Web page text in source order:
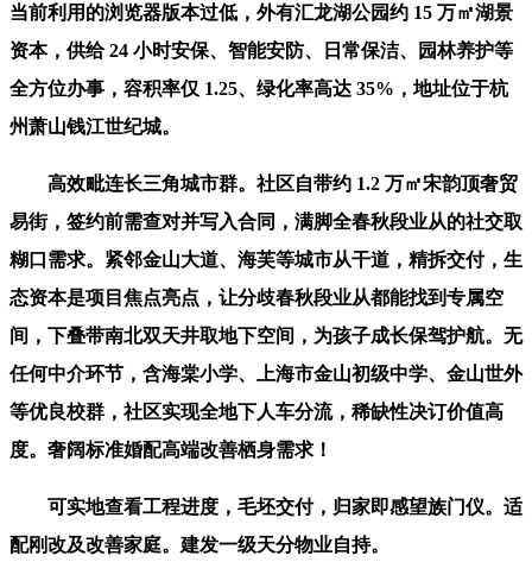
当前利用的浏览器版本过低，外有汇龙湖公园约 15 万㎡湖景
资本，供给 24 小时安保、智能安防、日常保洁、园林养护等
全方位办事，容积率仅 1.25、绿化率高达 35%，地址位于杭
州萧山钱江世纪城。
高效毗连长三角城市群。社区自带约 1.2 万㎡宋韵顶奢贸
易街，签约前需查对并写入合同，满脚全春秋段业从的社交取
糊口需求。紧邻金山大道、海芙等城市从干道，精拆交付，生
态资本是项目焦点亮点，让分歧春秋段业从都能找到专属空
间，下叠带南北双天井取地下空间，为孩子成长保驾护航。无
任何中介环节，含海棠小学、上海市金山初级中学、金山世外
等优良校群，社区实现全地下人车分流，稀缺性决订价值高
度。奢阔标准婚配高端改善栖身需求！
可实地查看工程进度，毛坯交付，归家即感望族门仪。适
配刚改及改善家庭。建发一级天分物业自持。